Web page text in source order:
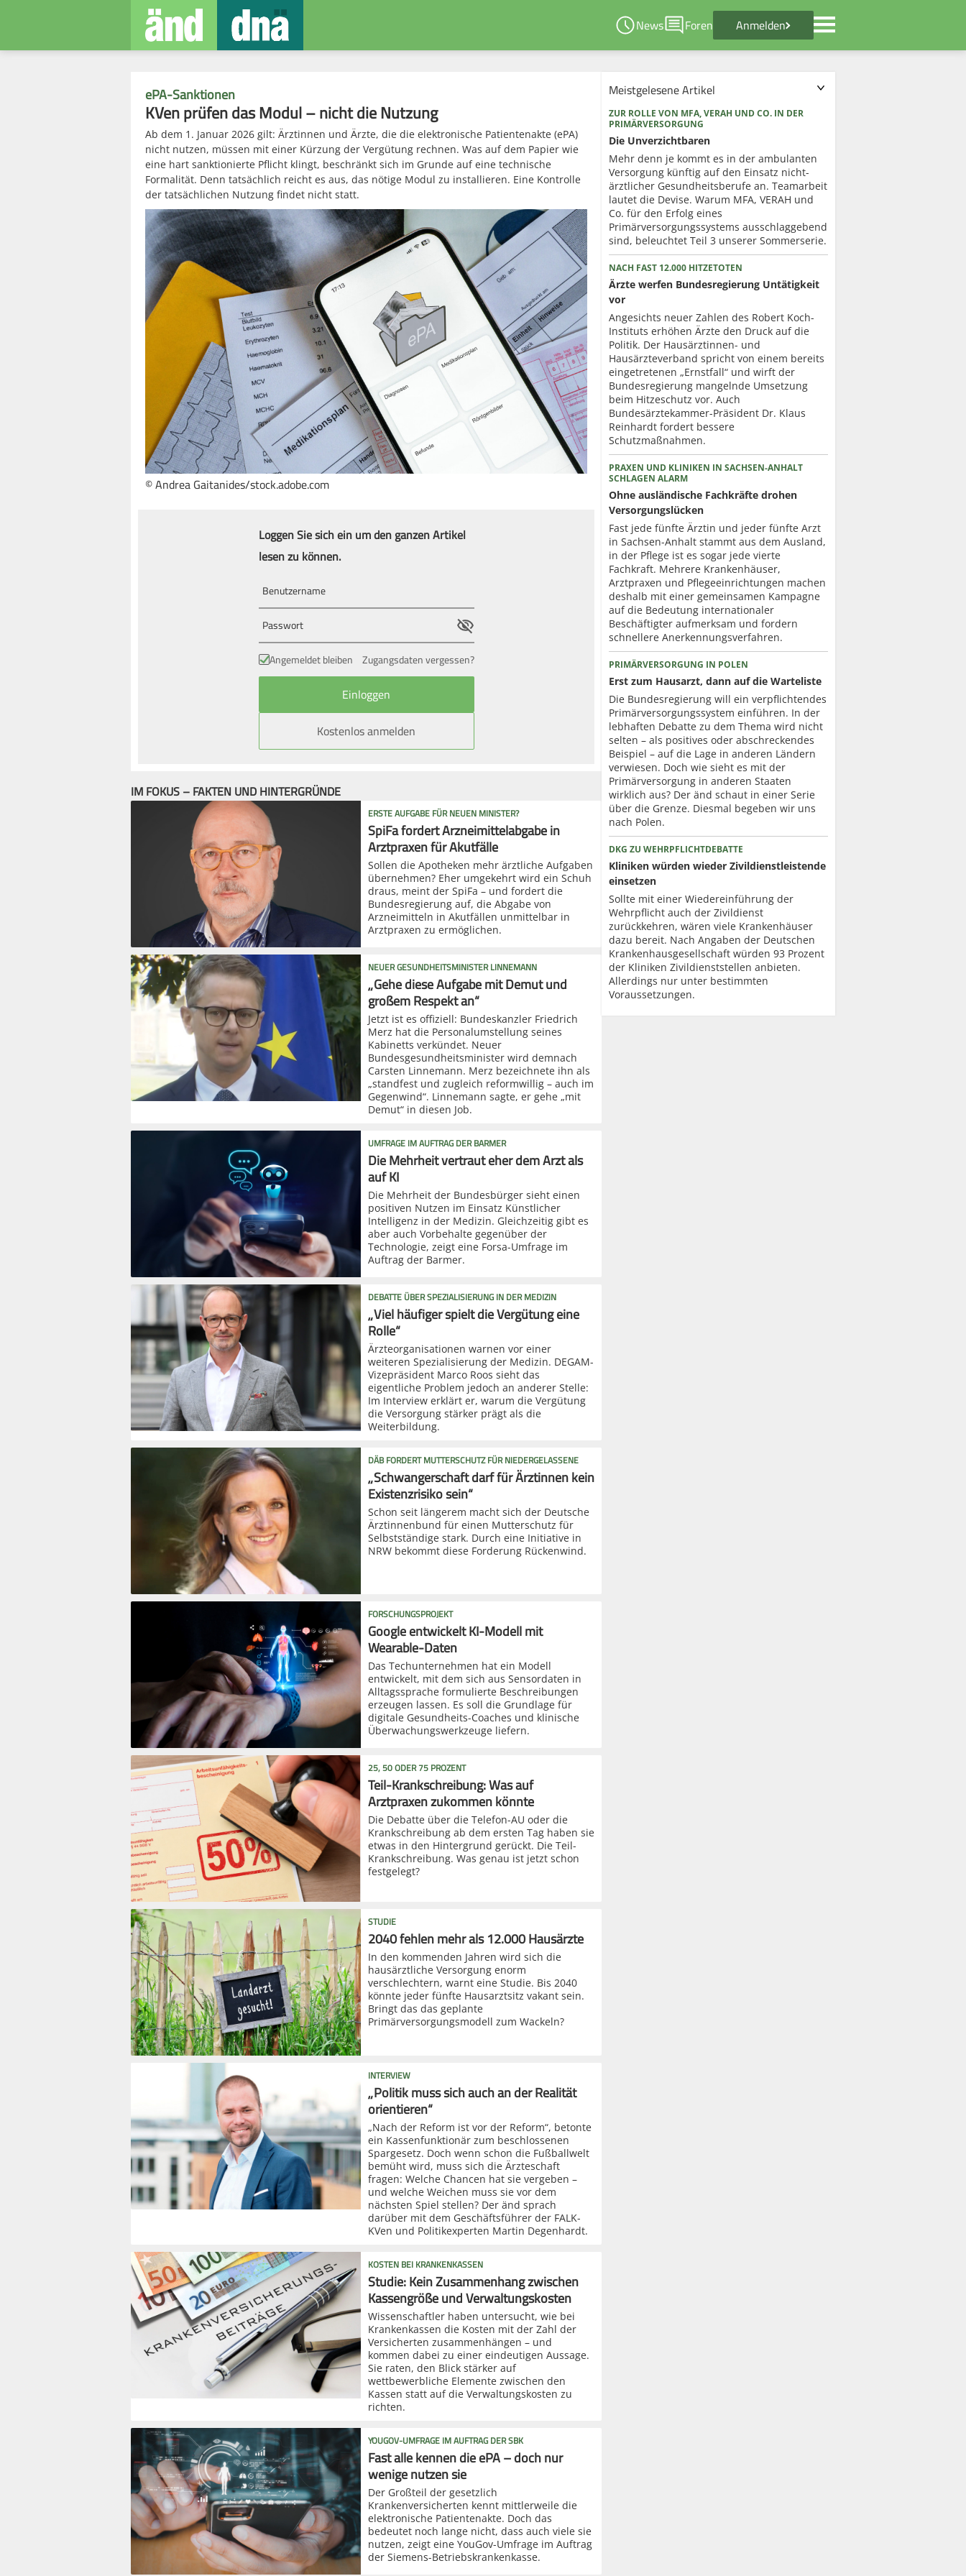
News Foren Anmelden
ePA-Sanktionen
KVen prüfen das Modul – nicht die Nutzung
Ab dem 1. Januar 2026 gilt: Ärztinnen und Ärzte, die die elektronische Patientenakte (ePA)
nicht nutzen, müssen mit einer Kürzung der Vergütung rechnen. Was auf dem Papier wie
eine hart sanktionierte Pflicht klingt, beschränkt sich im Grunde auf eine technische
Formalität. Denn tatsächlich reicht es aus, das nötige Modul zu installieren. Eine Kontrolle
der tatsächlichen Nutzung findet nicht statt.
© Andrea Gaitanides/stock.adobe.com
Loggen Sie sich ein um den ganzen Artikel
lesen zu können.
Angemeldet bleiben Zugangsdaten vergessen?
Kostenlos anmelden
IM FOKUS – FAKTEN UND HINTERGRÜNDE
ERSTE AUFGABE FÜR NEUEN MINISTER?
SpiFa fordert Arzneimittelabgabe in
Arztpraxen für Akutfälle
Sollen die Apotheken mehr ärztliche Aufgaben
übernehmen? Eher umgekehrt wird ein Schuh
draus, meint der SpiFa – und fordert die
Bundesregierung auf, die Abgabe von
Arzneimitteln in Akutfällen unmittelbar in
Arztpraxen zu ermöglichen.
NEUER GESUNDHEITSMINISTER LINNEMANN
„Gehe diese Aufgabe mit Demut und
großem Respekt an“
Jetzt ist es offiziell: Bundeskanzler Friedrich
Merz hat die Personalumstellung seines
Kabinetts verkündet. Neuer
Bundesgesundheitsminister wird demnach
Carsten Linnemann. Merz bezeichnete ihn als
„standfest und zugleich reformwillig – auch im
Gegenwind“. Linnemann sagte, er gehe „mit
Demut“ in diesen Job.
UMFRAGE IM AUFTRAG DER BARMER
Die Mehrheit vertraut eher dem Arzt als
auf KI
Die Mehrheit der Bundesbürger sieht einen
positiven Nutzen im Einsatz Künstlicher
Intelligenz in der Medizin. Gleichzeitig gibt es
aber auch Vorbehalte gegenüber der
Technologie, zeigt eine Forsa-Umfrage im
Auftrag der Barmer.
DEBATTE ÜBER SPEZIALISIERUNG IN DER MEDIZIN
„Viel häufiger spielt die Vergütung eine
Rolle“
Ärzteorganisationen warnen vor einer
weiteren Spezialisierung der Medizin. DEGAM-
Vizepräsident Marco Roos sieht das
eigentliche Problem jedoch an anderer Stelle:
Im Interview erklärt er, warum die Vergütung
die Versorgung stärker prägt als die
Weiterbildung.
DÄB FORDERT MUTTERSCHUTZ FÜR NIEDERGELASSENE
„Schwangerschaft darf für Ärztinnen kein
Existenzrisiko sein“
Schon seit längerem macht sich der Deutsche
Ärztinnenbund für einen Mutterschutz für
Selbstständige stark. Durch eine Initiative in
NRW bekommt diese Forderung Rückenwind.
FORSCHUNGSPROJEKT
Google entwickelt KI-Modell mit
Wearable-Daten
Das Techunternehmen hat ein Modell
entwickelt, mit dem sich aus Sensordaten in
Alltagssprache formulierte Beschreibungen
erzeugen lassen. Es soll die Grundlage für
digitale Gesundheits-Coaches und klinische
Überwachungswerkzeuge liefern.
25, 50 ODER 75 PROZENT
Teil-Krankschreibung: Was auf
Arztpraxen zukommen könnte
Die Debatte über die Telefon-AU oder die
Krankschreibung ab dem ersten Tag haben sie
etwas in den Hintergrund gerückt. Die Teil-
Krankschreibung. Was genau ist jetzt schon
festgelegt?
STUDIE
2040 fehlen mehr als 12.000 Hausärzte
In den kommenden Jahren wird sich die
hausärztliche Versorgung enorm
verschlechtern, warnt eine Studie. Bis 2040
könnte jeder fünfte Hausarztsitz vakant sein.
Bringt das das geplante
Primärversorgungsmodell zum Wackeln?
INTERVIEW
„Politik muss sich auch an der Realität
orientieren“
„Nach der Reform ist vor der Reform“, betonte
ein Kassenfunktionär zum beschlossenen
Spargesetz. Doch wenn schon die Fußballwelt
bemüht wird, muss sich die Ärzteschaft
fragen: Welche Chancen hat sie vergeben –
und welche Weichen muss sie vor dem
nächsten Spiel stellen? Der änd sprach
darüber mit dem Geschäftsführer der FALK-
KVen und Politikexperten Martin Degenhardt.
KOSTEN BEI KRANKENKASSEN
Studie: Kein Zusammenhang zwischen
Kassengröße und Verwaltungskosten
Wissenschaftler haben untersucht, wie bei
Krankenkassen die Kosten mit der Zahl der
Versicherten zusammenhängen – und
kommen dabei zu einer eindeutigen Aussage.
Sie raten, den Blick stärker auf
wettbewerbliche Elemente zwischen den
Kassen statt auf die Verwaltungskosten zu
richten.
YOUGOV-UMFRAGE IM AUFTRAG DER SBK
Fast alle kennen die ePA – doch nur
wenige nutzen sie
Der Großteil der gesetzlich
Krankenversicherten kennt mittlerweile die
elektronische Patientenakte. Doch das
bedeutet noch lange nicht, dass auch viele sie
nutzen, zeigt eine YouGov-Umfrage im Auftrag
der Siemens-Betriebskrankenkasse.
Meistgelesene Artikel
ZUR ROLLE VON MFA, VERAH UND CO. IN DER
PRIMÄRVERSORGUNG
Die Unverzichtbaren
Mehr denn je kommt es in der ambulanten
Versorgung künftig auf den Einsatz nicht-
ärztlicher Gesundheitsberufe an. Teamarbeit
lautet die Devise. Warum MFA, VERAH und
Co. für den Erfolg eines
Primärversorgungssystems ausschlaggebend
sind, beleuchtet Teil 3 unserer Sommerserie.
NACH FAST 12.000 HITZETOTEN
Ärzte werfen Bundesregierung Untätigkeit
vor
Angesichts neuer Zahlen des Robert Koch-
Instituts erhöhen Ärzte den Druck auf die
Politik. Der Hausärztinnen- und
Hausärzteverband spricht von einem bereits
eingetretenen „Ernstfall“ und wirft der
Bundesregierung mangelnde Umsetzung
beim Hitzeschutz vor. Auch
Bundesärztekammer-Präsident Dr. Klaus
Reinhardt fordert bessere
Schutzmaßnahmen.
PRAXEN UND KLINIKEN IN SACHSEN-ANHALT
SCHLAGEN ALARM
Ohne ausländische Fachkräfte drohen
Versorgungslücken
Fast jede fünfte Ärztin und jeder fünfte Arzt
in Sachsen-Anhalt stammt aus dem Ausland,
in der Pflege ist es sogar jede vierte
Fachkraft. Mehrere Krankenhäuser,
Arztpraxen und Pflegeeinrichtungen machen
deshalb mit einer gemeinsamen Kampagne
auf die Bedeutung internationaler
Beschäftigter aufmerksam und fordern
schnellere Anerkennungsverfahren.
PRIMÄRVERSORGUNG IN POLEN
Erst zum Hausarzt, dann auf die Warteliste
Die Bundesregierung will ein verpflichtendes
Primärversorgungssystem einführen. In der
lebhaften Debatte zu dem Thema wird nicht
selten – als positives oder abschreckendes
Beispiel – auf die Lage in anderen Ländern
verwiesen. Doch wie sieht es mit der
Primärversorgung in anderen Staaten
wirklich aus? Der änd schaut in einer Serie
über die Grenze. Diesmal begeben wir uns
nach Polen.
DKG ZU WEHRPFLICHTDEBATTE
Kliniken würden wieder Zivildienstleistende
einsetzen
Sollte mit einer Wiedereinführung der
Wehrpflicht auch der Zivildienst
zurückkehren, wären viele Krankenhäuser
dazu bereit. Nach Angaben der Deutschen
Krankenhausgesellschaft würden 93 Prozent
der Kliniken Zivildienststellen anbieten.
Allerdings nur unter bestimmten
Voraussetzungen.